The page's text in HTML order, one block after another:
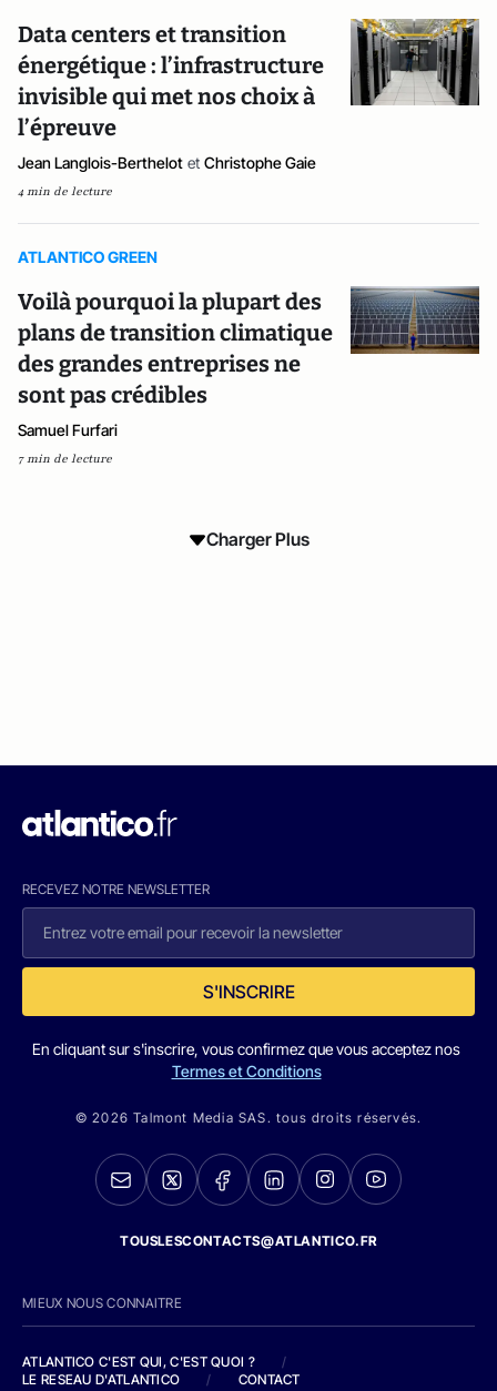
Data centers et transition
énergétique : l’infrastructure
invisible qui met nos choix à
l’épreuve
Jean Langlois-Berthelot et Christophe Gaie
4 min de lecture
ATLANTICO GREEN
Voilà pourquoi la plupart des
plans de transition climatique
des grandes entreprises ne
sont pas crédibles
Samuel Furfari
7 min de lecture
Charger Plus
RECEVEZ NOTRE NEWSLETTER
S'INSCRIRE
En cliquant sur s'inscrire, vous confirmez que vous acceptez nos
Termes et Conditions
© 2026 Talmont Media SAS. tous droits réservés.
TOUSLESCONTACTS@ATLANTICO.FR
MIEUX NOUS CONNAITRE
ATLANTICO C'EST QUI, C'EST QUOI ?
/
LE RESEAU D'ATLANTICO
/ CONTACT